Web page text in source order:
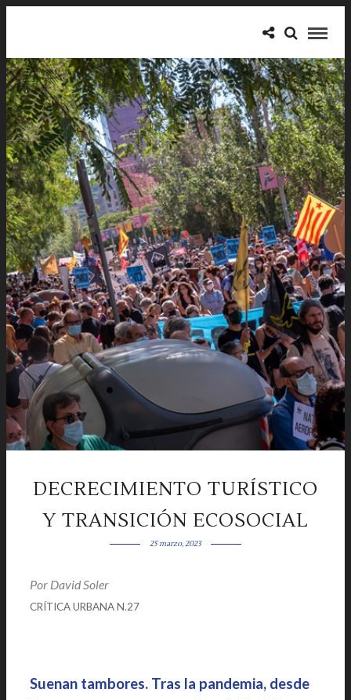
DECRECIMIENTO TURÍSTICO
Y TRANSICIÓN ECOSOCIAL
25 marzo, 2023
Por David Soler
CRÍTICA URBANA N.27
Suenan tambores. Tras la pandemia, desde